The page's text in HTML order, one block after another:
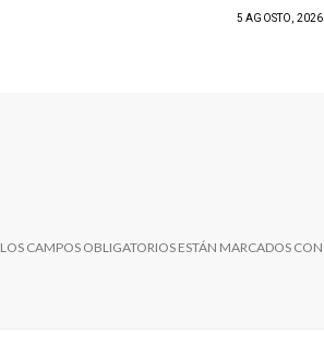
5 AGOSTO, 2026
LOS CAMPOS OBLIGATORIOS ESTÁN MARCADOS CON